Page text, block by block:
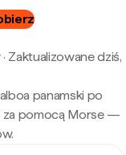
· Zaktualizowane dziś,
panamski po
za pomocą Morse —